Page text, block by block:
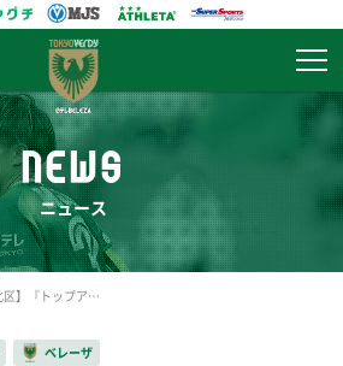
NEWS
ニュース
【北区】『トップアスリート直伝サッカー教室』参加報告
ベレーザ